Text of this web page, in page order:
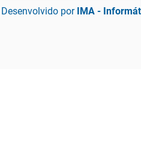
Desenvolvido por IMA -